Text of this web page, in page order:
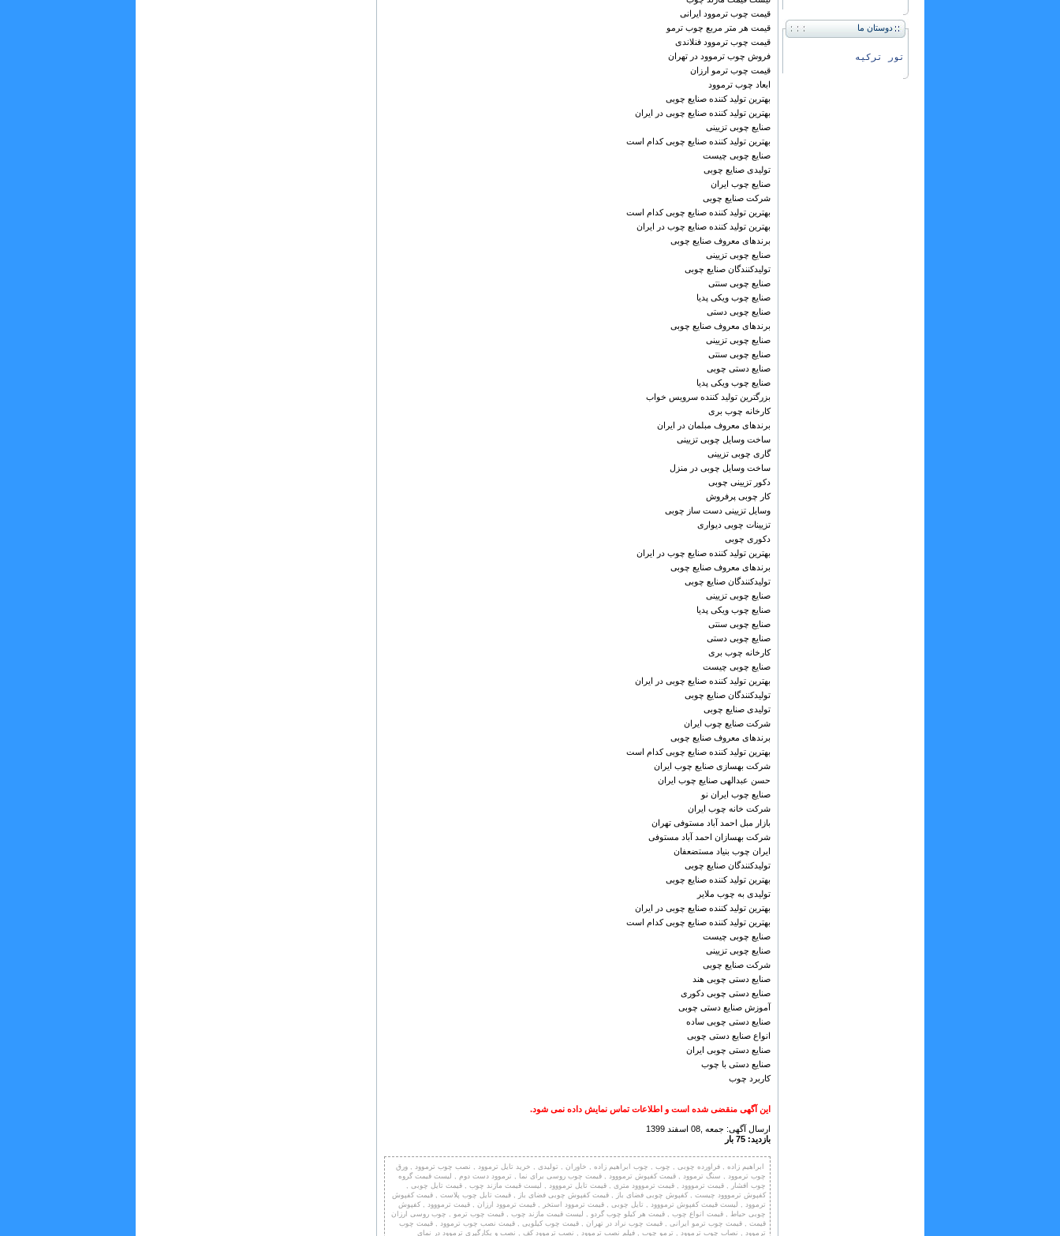
دوستان ما
تور ترکیه
قیمت چوب ترموود ایرانی
قیمت هر متر مربع چوب ترمو
قیمت چوب ترموود فنلاندی
فروش چوب ترموود در تهران
قیمت چوب ترمو ارزان
ابعاد چوب ترموود
بهترین تولید کننده صنایع چوبی
بهترین تولید کننده صنایع چوبی در ایران
صنایع چوبی تزیینی
بهترین تولید کننده صنایع چوبی کدام است
صنایع چوبی چیست
تولیدی صنایع چوبی
صنایع چوب ایران
شرکت صنایع چوبی
بهترین تولید کننده صنایع چوبی کدام است
بهترین تولید کننده صنایع چوب در ایران
برندهای معروف صنایع چوبی
صنایع چوبی تزیینی
تولیدکنندگان صنایع چوبی
صنایع چوبی سنتی
صنایع چوب ویکی پدیا
صنایع چوبی دستی
برندهای معروف صنایع چوبی
صنایع چوبی تزیینی
صنایع چوبی سنتی
صنایع دستی چوبی
صنایع چوب ویکی پدیا
بزرگترین تولید کننده سرویس خواب
کارخانه چوب بری
برندهای معروف مبلمان در ایران
ساخت وسایل چوبی تزیینی
گاری چوبی تزیینی
ساخت وسایل چوبی در منزل
دکور تزیینی چوبی
کار چوبی پرفروش
وسایل تزیینی دست ساز چوبی
تزیینات چوبی دیواری
دکوری چوبی
بهترین تولید کننده صنایع چوب در ایران
برندهای معروف صنایع چوبی
تولیدکنندگان صنایع چوبی
صنایع چوبی تزیینی
صنایع چوب ویکی پدیا
صنایع چوبی سنتی
صنایع چوبی دستی
کارخانه چوب بری
صنایع چوبی چیست
بهترین تولید کننده صنایع چوبی در ایران
تولیدکنندگان صنایع چوبی
تولیدی صنایع چوبی
شرکت صنایع چوب ایران
برندهای معروف صنایع چوبی
بهترین تولید کننده صنایع چوبی کدام است
شرکت بهسازی صنایع چوب ایران
حسن عبدالهی صنایع چوب ایران
صنایع چوب ایران نو
شرکت خانه چوب ایران
بازار مبل احمد آباد مستوفی تهران
شرکت بهسازان احمد آباد مستوفی
ایران چوب بنیاد مستضعفان
تولیدکنندگان صنایع چوبی
بهترین تولید کننده صنایع چوبی
تولیدی به چوب ملایر
بهترین تولید کننده صنایع چوبی در ایران
بهترین تولید کننده صنایع چوبی کدام است
صنایع چوبی چیست
صنایع چوبی تزیینی
شرکت صنایع چوبی
صنایع دستی چوبی هند
صنایع دستی چوبی دکوری
آموزش صنایع دستی چوبی
صنایع دستی چوبی ساده
انواع صنایع دستی چوبی
صنایع دستی چوبی ایران
صنایع دستی با چوب
کاربرد چوب
این آگهی منقضی شده است و اطلاعات تماس نمایش داده نمی شود.
ارسال آگهی: جمعه ,08 اسفند 1399
بازدید: 75 بار
ابراهیم زاده , فراورده چوبی , چوب , چوب ابراهیم زاده , خاوران , تولیدی , خرید تایل ترموود , نصب چوب ترموود , ورق
چوب ترموود , سنگ ترموود , قیمت کفپوش ترمووود , قیمت چوب روسی برای نما , ترموود دست دوم , لیست قیمت گروه
چوب افشار , قیمت ترمووود , قیمت ترمووود متری , قیمت تایل ترمووود , لیست قیمت مازند چوب , قیمت تایل چوبی ,
کفپوش ترمووود چیست , کفپوش چوبی فضای باز , قیمت کفپوش چوبی فضای باز , قیمت تایل چوب پلاست , قیمت کفپوش
ترموود , لیست قیمت کفپوش ترمووود , تایل چوبی , قیمت ترموود استخر , قیمت ترموود ارزان , قیمت ترمووود , کفپوش
چوبی حیاط , قیمت انواع چوب , قیمت هر کیلو چوب گردو , لیست قیمت مازند چوب , قیمت چوب ترمو , چوب روسی ارزان
قیمت , قیمت چوب ترمو ایرانی , قیمت چوب نراد در تهران , قیمت چوب کیلویی , قیمت نصب چوب ترموود , قیمت چوب
ترموود , نصاب چوب ترموود , ترمو چوب , فیلم نصب ترموود , نصب ترموود کف , نصب و بکارگیری ترموود در نمای